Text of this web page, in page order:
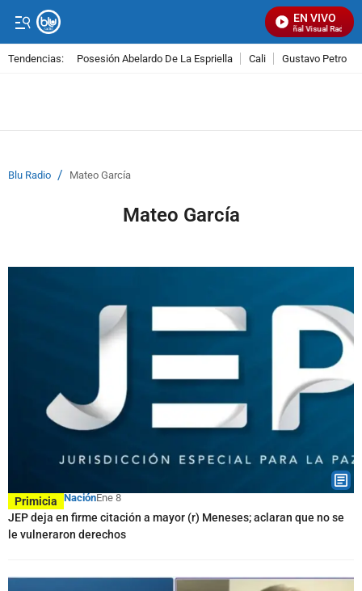
EN VIVO
Señal Visual Radio
Tendencias: Posesión Abelardo De La Espriella Cali Gustavo Petro
Blu Radio / Mateo García
Mateo García
Primicia NaciónEne 8
JEP deja en firme citación a mayor (r) Meneses; aclaran que no se
le vulneraron derechos